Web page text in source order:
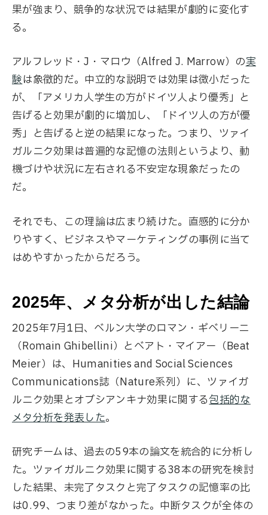
果が強まり、競争的な状況では結果が劇的に変化す
る。
アルフレッド・J・マロウ（Alfred J. Marrow）の実
験は象徴的だ。中立的な説明では効果は微小だった
が、「アメリカ人学生の方がドイツ人より優秀」と
告げると効果が劇的に増加し、「ドイツ人の方が優
秀」と告げると逆の結果になった。つまり、ツァイ
ガルニク効果は普遍的な記憶の法則というより、動
機づけや状況に左右される不安定な現象だったの
だ。
それでも、この理論は広まり続けた。直感的に分か
りやすく、ビジネスやマーケティングの事例に当て
はめやすかったからだろう。
2025年、メタ分析が出した結論
2025年7月1日、ベルン大学のロマン・ギベリーニ
（Romain Ghibellini）とベアト・マイアー（Beat
Meier）は、Humanities and Social Sciences
Communications誌（Nature系列）に、ツァイガ
ルニク効果とオブシアンキナ効果に関する包括的な
メタ分析を発表した。
研究チームは、過去の59本の論文を統合的に分析し
た。ツァイガルニク効果に関する38本の研究を検討
した結果、未完了タスクと完了タスクの記憶率の比
は0.99、つまり差がなかった。中断タスクが全体の